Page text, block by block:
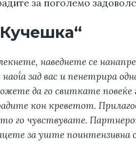
за поголемо
наведнете се
наоѓа зад вас и пенетрира
да го свиткате
кон креветот.
го чувствувате.
за уште поинтензивна